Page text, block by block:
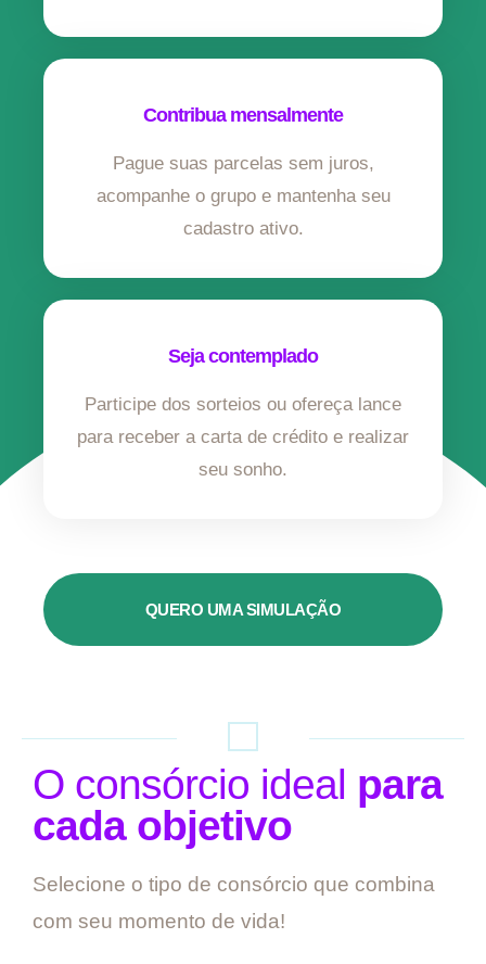
Contribua mensalmente
Pague suas parcelas sem juros,
acompanhe o grupo e mantenha seu
cadastro ativo.
Seja contemplado
Participe dos sorteios ou ofereça lance
para receber a carta de crédito e realizar
seu sonho.
QUERO UMA SIMULAÇÃO
O consórcio ideal para
cada objetivo
Selecione o tipo de consórcio que combina
com seu momento de vida!